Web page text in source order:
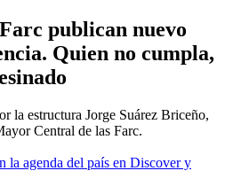
publican nuevo
Quien no cumpla,
la estructura Jorge Suárez Briceño,
Central de las Farc.
la agenda del país en Discover y